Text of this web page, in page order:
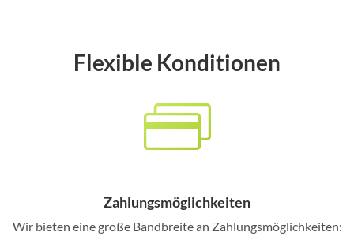
Flexible Konditionen
Zahlungsmöglichkeiten
Wir bieten eine große Bandbreite an Zahlungsmöglichkeiten: